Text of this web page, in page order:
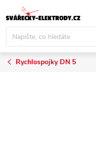
na
obsah
Rychlospojky DN 5